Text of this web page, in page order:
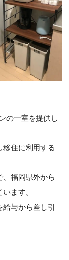
の一室を提供し
移住に利用する
、福岡県外から
ます。
与から差し引